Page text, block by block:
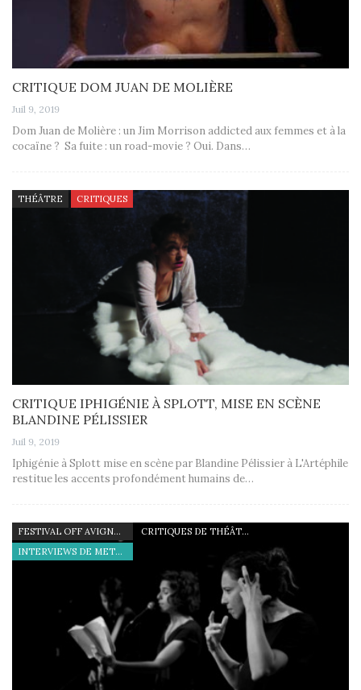
CRITIQUE DOM JUAN DE MOLIÈRE
Juil 9, 2019
Dom Juan de Molière : un Jim Morrison addicted aux femmes et à la
cocaïne ? Sa fuite : un road-movie ? Oui. Dans…
THÉÂTRE CRITIQUES
CRITIQUE IPHIGÉNIE À SPLOTT, MISE EN SCÈNE
BLANDINE PÉLISSIER
Juil 9, 2019
Iphigénie à Splott mise en scène par Blandine Pélissier à L'Artéphile
restitue les accents profondément humains de…
FESTIVAL OFF AVIGNON 19
CRITIQUES DE THÉÂTRE
INTERVIEWS DE METTEURS EN SCÈNE